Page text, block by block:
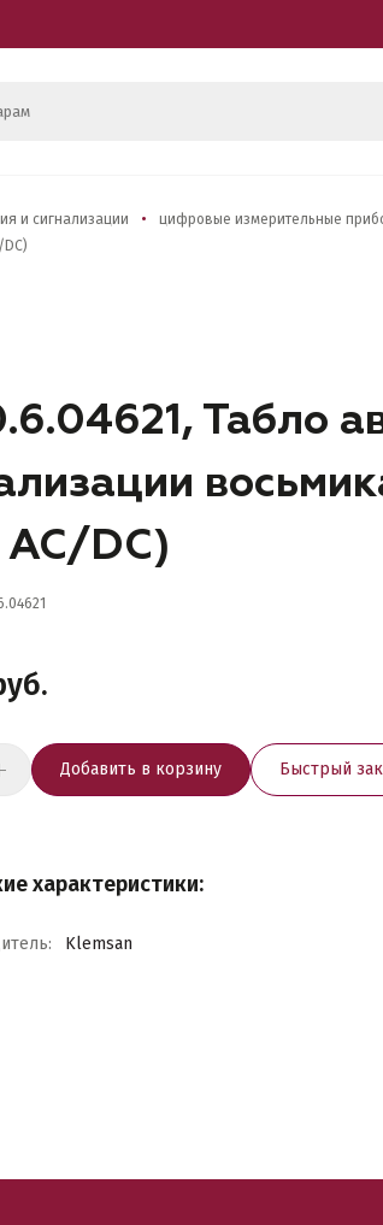
и сигнализации
цифровые измерительные
Табло
AC/DC)
Добавить в корзину Быстрый
характеристики:
Klemsan